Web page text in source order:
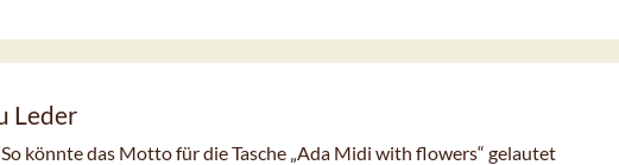
Leder
So könnte das Motto für die Tasche „Ada Midi with flowers“ gelautet